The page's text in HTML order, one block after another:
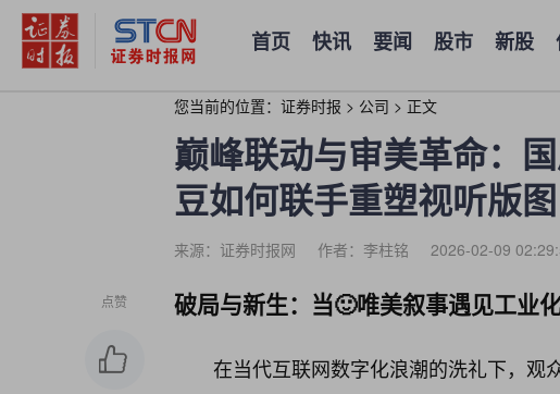
首页 快讯 要闻 股市 新股
您当前的位置： 证券时报 > 公司 > 正文
巅峰联动与审美革命：
豆如何联手重塑视听版图
来源：证券时报网 作者：李柱铭 2026-02-09
点赞 破局与新生：当🙂唯美叙事遇见工业
在当代互联网数字化浪潮的洗礼下，观